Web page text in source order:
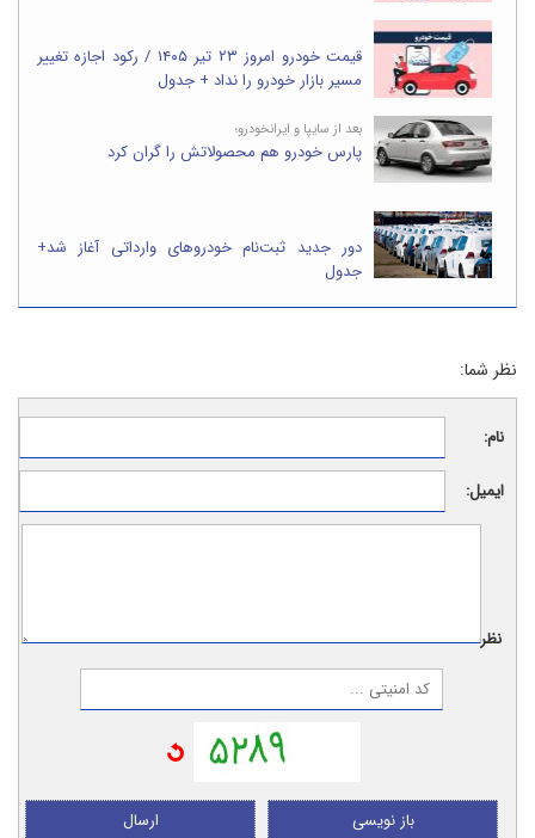
قیمت خودرو امروز ۲۳ تیر ۱۴۰۵ / رکود اجازه تغییر
مسیر بازار خودرو را نداد + جدول
بعد از سایپا و ایرانخودرو؛
پارس خودرو هم محصولاتش را گران کرد
دور جدید ثبت‌نام خودروهای وارداتی آغاز شد+
جدول
نظر شما:
نام:
ایمیل:
نظر:
ارسال باز نویسی